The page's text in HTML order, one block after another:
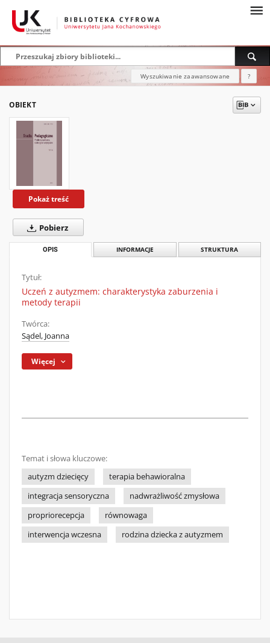
Wyszukiwanie zaawansowane ?
OBIEKT
Pokaż treść
Pobierz
OPIS INFORMACJE STRUKTURA
Tytuł:
Uczeń z autyzmem: charakterystyka zaburzenia i
metody terapii
Twórca:
Sądel, Joanna
Więcej
Temat i słowa kluczowe:
autyzm dziecięcy
terapia behawioralna
integracja sensoryczna
nadwrażliwość zmysłowa
propriorecepcja
równowaga
interwencja wczesna
rodzina dziecka z autyzmem